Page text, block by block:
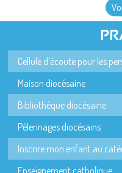
Cellule d'écoute pour les
Maison diocésaine
Bibliothèque diocésaine
Pèlerinages diocésains
Inscrire mon enfant au
Enseignement catholique